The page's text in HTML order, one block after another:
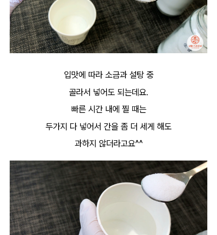
입맛에 따라 소금과 설탕 중
골라서 넣어도 되는데요.
빠른 시간 내에 찔 때는
두가지 다 넣어서 간을 좀 더 세게 해도
과하지 않더라고요^^